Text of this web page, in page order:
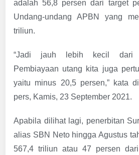
adalah 56,8 persen dari target
Undang-undang APBN yang
triliun.
“Jadi jauh lebih kecil dari
Pembiayaan utang kita juga
yaitu minus 20,5 persen,” kata
pers, Kamis, 23 September 2021.
Apabila dilihat lagi, penerbitan
alias SBN Neto hingga Agustus
567,4 triliun atau 47 persen